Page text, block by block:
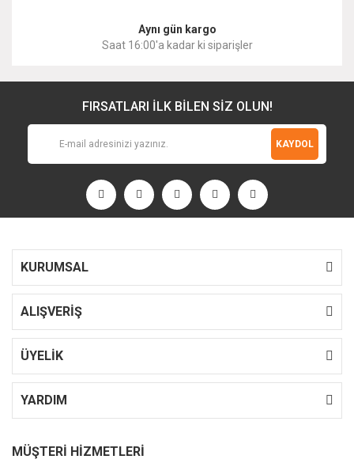
Aynı gün kargo
Saat 16:00'a kadar ki siparişler
FIRSATLARI İLK BİLEN SİZ OLUN!
KAYDOL
KURUMSAL
ALIŞVERİŞ
ÜYELİK
YARDIM
MÜŞTERİ HİZMETLERİ